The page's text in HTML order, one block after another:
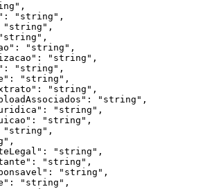
"string",
"string",
"string",
"string",
"string",
"string",
"string",
"string",
"string",
"string",
"string",
"string",
"string",